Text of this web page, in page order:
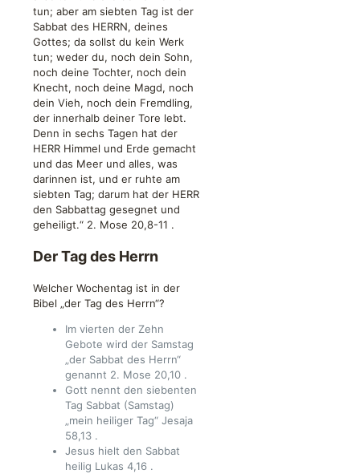
tun; aber am siebten Tag ist der
Sabbat des HERRN, deines
Gottes; da sollst du kein Werk
tun; weder du, noch dein Sohn,
noch deine Tochter, noch dein
Knecht, noch deine Magd, noch
dein Vieh, noch dein Fremdling,
der innerhalb deiner Tore lebt.
Denn in sechs Tagen hat der
HERR Himmel und Erde gemacht
und das Meer und alles, was
darinnen ist, und er ruhte am
siebten Tag; darum hat der HERR
den Sabbattag gesegnet und
geheiligt.“ 2. Mose 20,8-11 .
Der Tag des Herrn
Welcher Wochentag ist in der
Bibel „der Tag des Herrn“?
Im vierten der Zehn
Gebote wird der Samstag
„der Sabbat des Herrn“
genannt 2. Mose 20,10 .
Gott nennt den siebenten
Tag Sabbat (Samstag)
„mein heiliger Tag“ Jesaja
58,13 .
Jesus hielt den Sabbat
heilig Lukas 4,16 .